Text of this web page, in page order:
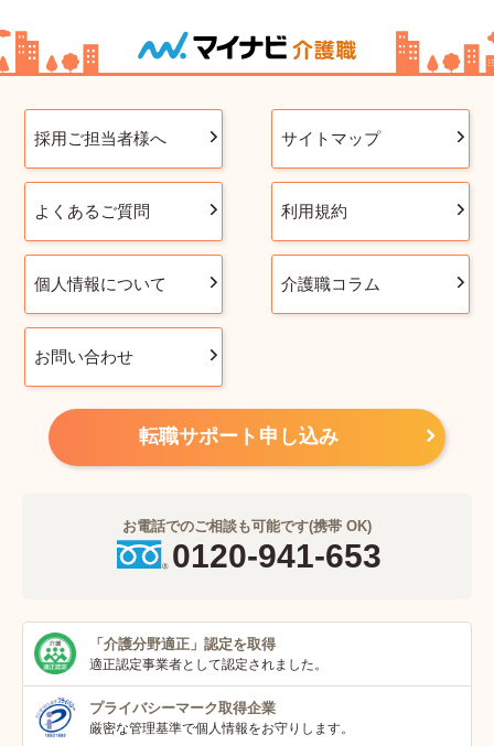
採用ご担当者様へ サイトマップ
よくあるご質問 利用規約
個人情報について 介護職コラム
お問い合わせ
転職サポート申し込み
お電話でのご相談も可能です(携帯 OK)
0120-941-653
「介護分野適正」 認定を取得
適正認定事業者として認定されました。
プライバシーマーク取得企業
厳密な管理基準で個人情報をお守りします。